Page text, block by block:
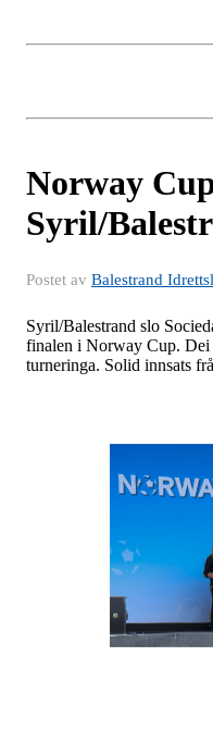
Norway
Syril/
Postet av Balestrand
Syril/Balestrand slo
finalen i Norway Cup. Dei
turneringa. Solid innsats